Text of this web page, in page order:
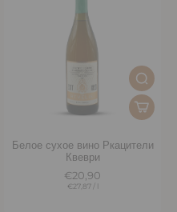
Белое сухое вино Ркацители
Квеври
€20,90
€27,87/ l